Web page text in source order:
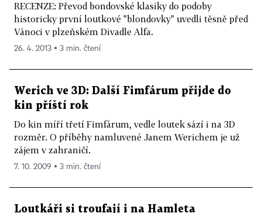
RECENZE: Převod bondovské klasiky do podoby
historicky první loutkové "blondovky" uvedli těsně před
Vánoci v plzeňském Divadle Alfa.
26. 4. 2013 ▪ 3 min. čtení
Werich ve 3D: Další Fimfárum přijde do
kin příští rok
Do kin míří třetí Fimfárum, vedle loutek sází i na 3D
rozměr. O příběhy namluvené Janem Werichem je už
zájem v zahraničí.
7. 10. 2009 ▪ 3 min. čtení
Loutkáři si troufají i na Hamleta